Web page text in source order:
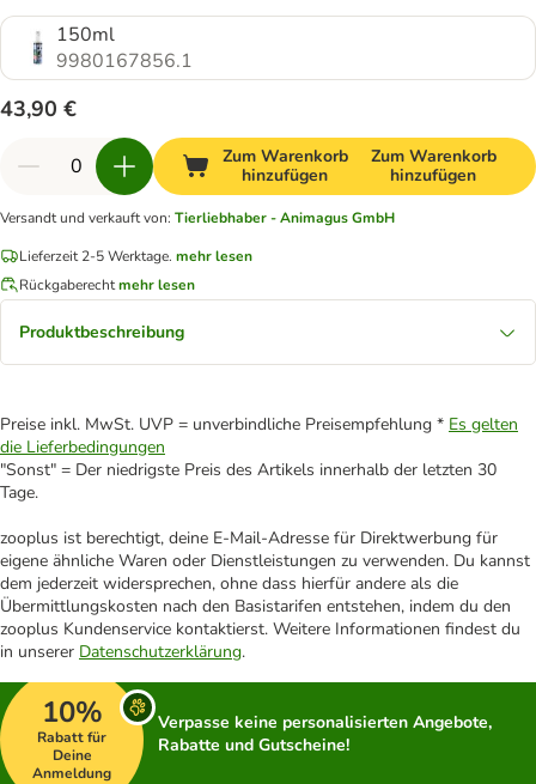
150ml
9980167856.1
43,90 €
Zum Warenkorb
hinzufügen
Zum Warenkorb
hinzufügen
Versandt und verkauft von: Tierliebhaber - Animagus GmbH
Lieferzeit 2-5 Werktage. mehr lesen
Rückgaberechtmehr lesen
Produktbeschreibung
Preise inkl. MwSt. UVP = unverbindliche Preisempfehlung * Es gelten
die Lieferbedingungen
"Sonst" = Der niedrigste Preis des Artikels innerhalb der letzten 30
Tage.
zooplus ist berechtigt, deine E-Mail-Adresse für Direktwerbung für
eigene ähnliche Waren oder Dienstleistungen zu verwenden. Du kannst
dem jederzeit widersprechen, ohne dass hierfür andere als die
Übermittlungskosten nach den Basistarifen entstehen, indem du den
zooplus Kundenservice kontaktierst. Weitere Informationen findest du
in unserer Datenschutzerklärung.
10%
Rabatt für
Deine
Anmeldung
Verpasse keine personalisierten Angebote,
Rabatte und Gutscheine!